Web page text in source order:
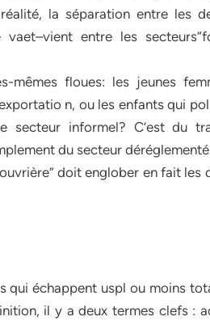
la séparation entre les
vaet–vient entre les
mêmes floues: les jeunes
n, ou les enfants qui
informel? C’est du
du secteur
doit englober en fait les
qui échappent uspl ou moins
il y a deux termes clefs :